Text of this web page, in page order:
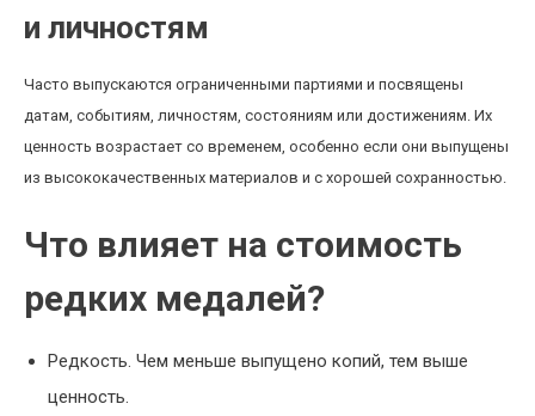
и личностям
Часто выпускаются ограниченными партиями и посвящены
датам, событиям, личностям, состояниям или достижениям. Их
ценность возрастает со временем, особенно если они выпущены
из высококачественных материалов и с хорошей сохранностью.
Что влияет на стоимость
редких медалей?
Редкость. Чем меньше выпущено копий, тем выше
ценность.